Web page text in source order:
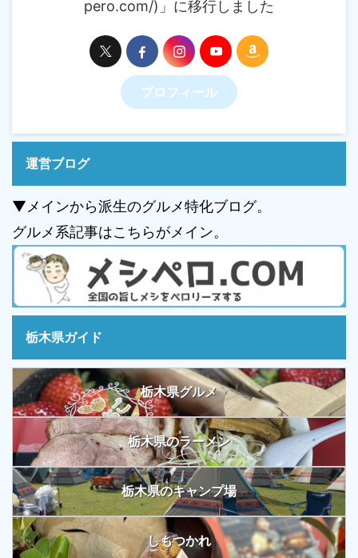
pero.com/)」に移行しました
プロフィール
運営ブログ
▼メインから派生のグルメ特化ブログ。
グルメ系記事はこちらがメイン。
栃木県ガイド
栃木県グルメ
栃木県のラーメン
栃木県のキャンプ場
しもつかれ